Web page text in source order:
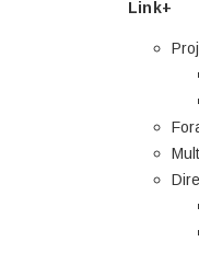
Link+